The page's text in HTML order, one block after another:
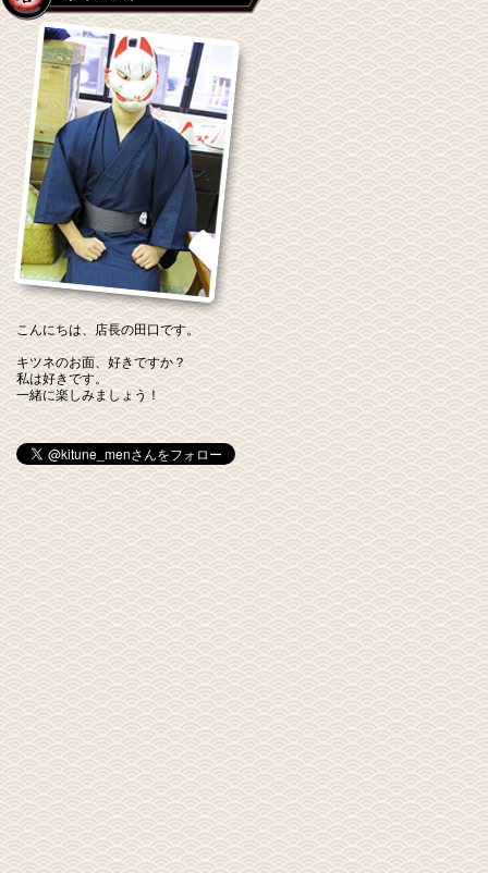
こんにちは、店長の田口です。
キツネのお面、好きですか？
私は好きです。
一緒に楽しみましょう！